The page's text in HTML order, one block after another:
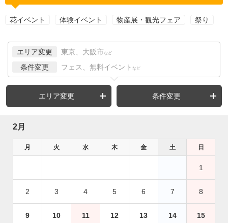
花イベント 体験イベント 物産展・観光フェア 祭り
エリア変更 東京、大阪市 など
条件変更 フェス、無料イベント など
エリア変更 条件変更
2月
月 火 水 木 金 土 日
1
2 3 4 5 6 7 8
9 10 11 12 13 14 15